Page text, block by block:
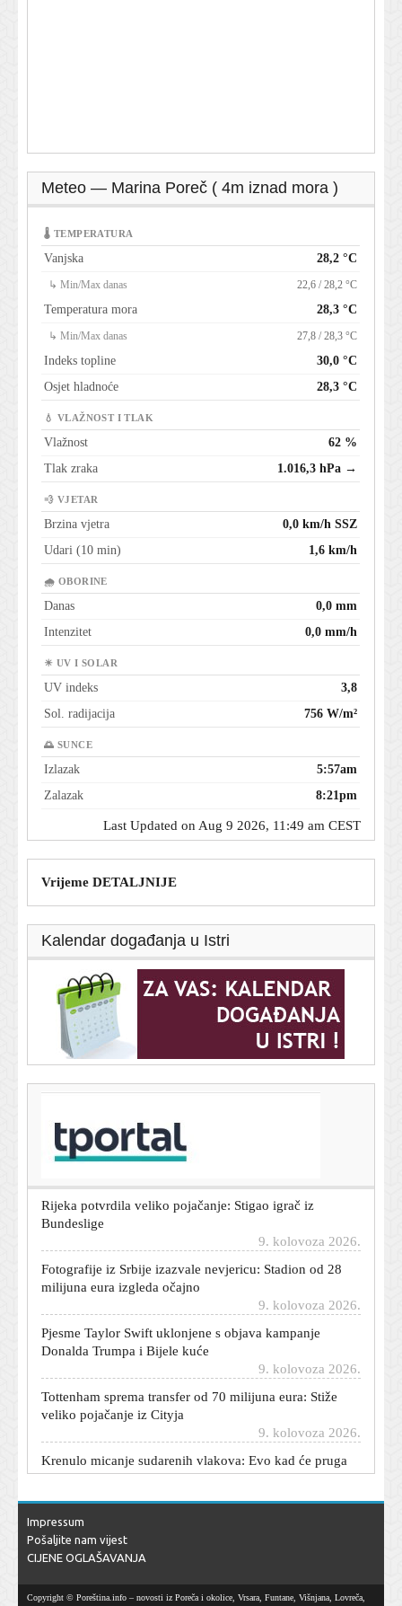
Meteo — Marina Poreč ( 4m iznad mora )
🌡 TEMPERATURA
Vanjska 28,2 °C
↳ Min/Max danas 22,6 / 28,2 °C
Temperatura mora 28,3 °C
↳ Min/Max danas 27,8 / 28,3 °C
Indeks topline
30,0 °C
Osjet hladnoće
28,3 °C
💧 VLAŽNOST I TLAK
Vlažnost
62 %
Tlak zraka
1.016,3 hPa →
💨 VJETAR
Brzina vjetra
0,0 km/h SSZ
Udari (10 min)
1,6 km/h
🌧 OBORINE
Danas
0,0 mm
Intenzitet
0,0 mm/h
☀ UV I SOLAR
UV indeks
3,8
Sol. radijacija
756 W/m²
🌅 SUNCE
Izlazak
5:57am
Zalazak
8:21pm
Last Updated on Aug 9 2026, 11:49 am CEST
Vrijeme DETALJNIJE
Kalendar događanja u Istri
T-portal.hr
Unuk Alke Vuice ima nesvakidašnje ime: Roditelji
otkrili posebno značenje
Rijeka potvrdila veliko pojačanje: Stigao igrač iz
Bundeslige
Fotografije iz Srbije izazvale nevjericu: Stadion od 28
milijuna eura izgleda očajno
Pjesme Taylor Swift uklonjene s objava kampanje
Donalda Trumpa i Bijele kuće
Tottenham sprema transfer od 70 milijuna eura: Stiže
veliko pojačanje iz Cityja
Krenulo micanje sudarenih vlakova: Evo kad će pruga
biti puštena u promet
9. kolovoza 2026.
On je najveća prijetnja Dinamu na putu do Lige prvaka:
Rođen je u Rijeci, a brojke su zastrašujuće
rasprodanom amfiteatru
Impressum
Pošaljite nam vijest
CIJENE OGLAŠAVANJA
Copyright © Poreština.info – novosti iz Poreča i okolice, Vrsara, Funtane, Višnjana, Lovreča,